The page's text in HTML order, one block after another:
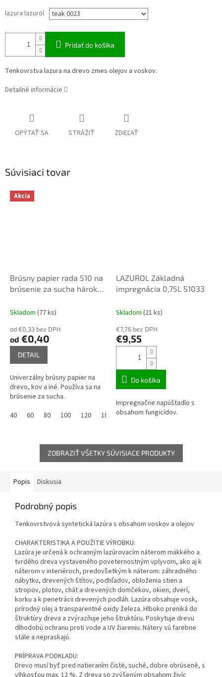
lazura lazurol
Pridať do košíka
Tenkovrstva lazura na drevo zmes olejov a voskov.
Detailné informácie
OPÝTAŤ SA STRÁŽIŤ ZDIEĽAŤ
Súvisiaci tovar
Akcia
Brúsny papier rada 510 na
brúsenie za sucha hárok
dier
Skladom (77 ks)
od €0,33 bez DPH
od €0,40
DETAIL
Univerzálny brúsny papier na
drevo, kov a iné. Používa sa na
brúsenie za sucha.
40
60 80 100 120 180 240 320 400
LAZUROL Základná
impregnácia 0,75L S1033
Skladom (21 ks)
€7,76 bez DPH
€9,55
Do košíka
Impregnačne napúštadlo s
obsahom fungicídov.
ZOBRAZIŤ VŠETKY SÚVISIACE PRODUKTY
Popis Diskusia
Podrobný popis
Tenkovrstvová syntetická lazúra s obsahom voskov a olejov
CHARAKTERISTIKA A POUŽITIE VÝROBKU:
Lazúra je určená k ochranným lazúrovacím náterom mäkkého a
tvrdého dreva vystaveného poveternostným vplyvom, ako aj k
náterom v interiéroch, predovšetkým k náterom: záhradného
nábytku, drevených štítov, podhľadov, obloženia stien a
stropov, plotov, chát a drevených domčekov, okien, dverí,
korku a k penetrácii drevených podláh. Lazúra obsahuje vosk,
prírodný olej a transparentné oxidy železa. Hlboko preniká do
štruktúry dreva a zvýrazňuje jeho štruktúru. Poskytuje drevu
dlhodobú ochranu proti vode a UV žiareniu. Nátery sú farebne
stále a nepraskajú.
PRÍPRAVA PODKLADU:
Drevo musí byť pred natieraním čisté, suché, dobre obrúsené, s
vlhkosťou max. 12 %. Z dreva so zvýšeným obsahom živíc